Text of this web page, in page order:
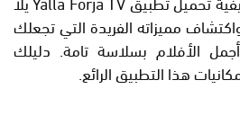
مميزاته الفريدة التي تجعلك
الأفلام بسلاسة تامة. دليلك
هذا التطبيق الرائع.